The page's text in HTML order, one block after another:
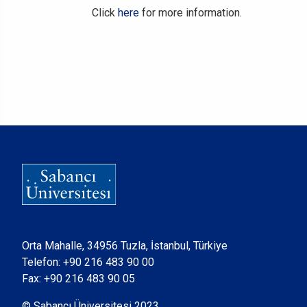
Click here for more information.
Orta Mahalle, 34956 Tuzla, İstanbul, Türkiye
Telefon: +90 216 483 90 00
Fax: +90 216 483 90 05